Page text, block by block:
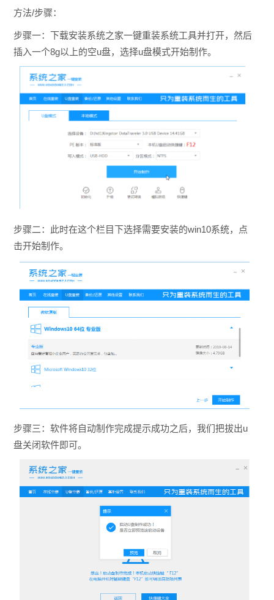
方法/步骤：
步骤一：下载安装系统之家一键重装系统工具并打开，然后
插入一个8g以上的空u盘，选择u盘模式开始制作。
步骤二：此时在这个栏目下选择需要安装的win10系统，点
击开始制作。
步骤三：软件将自动制作完成提示成功之后，我们把拔出u
盘关闭软件即可。